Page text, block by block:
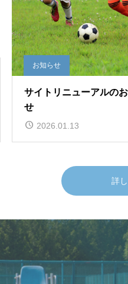
お知らせ
サイトリニューアルの
せ
2026.01.13
詳